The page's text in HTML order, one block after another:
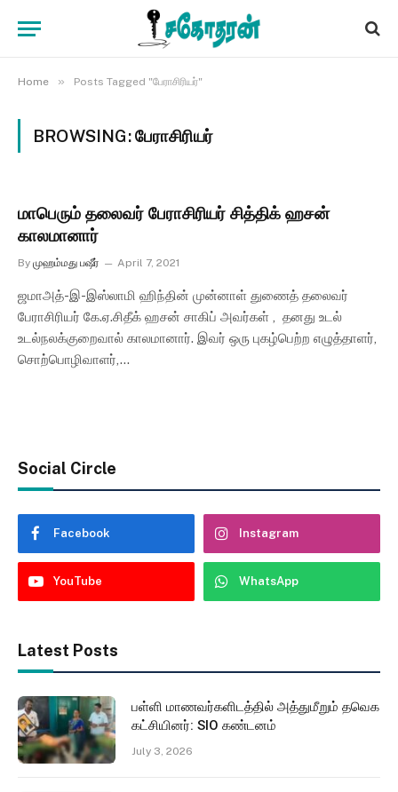
Home » Posts Tagged "பேராசிரியர்"
BROWSING:பேராசிரியர்
மாபெரும் தலைவர் பேராசிரியர் சித்திக் ஹசன்
காலமானார்
By முஹம்மது பஷீர் April 7, 2021
ஜமாஅத்-இ-இஸ்லாமி ஹிந்தின் முன்னாள் துணைத் தலைவர்
பேராசிரியர் கே.ஏ.சிதீக் ஹசன் சாகிப் அவர்கள் , தனது உடல்
உடல்நலக்குறைவால் காலமானார். இவர் ஒரு புகழ்பெற்ற எழுத்தாளர்,
சொற்பொழிவாளர்,…
Social Circle
Facebook Instagram
YouTube WhatsApp
Latest Posts
பள்ளி மாணவர்களிடத்தில் அத்துமீறும் தவெக
கட்சியினர்: SIO கண்டனம்
July 3, 2026